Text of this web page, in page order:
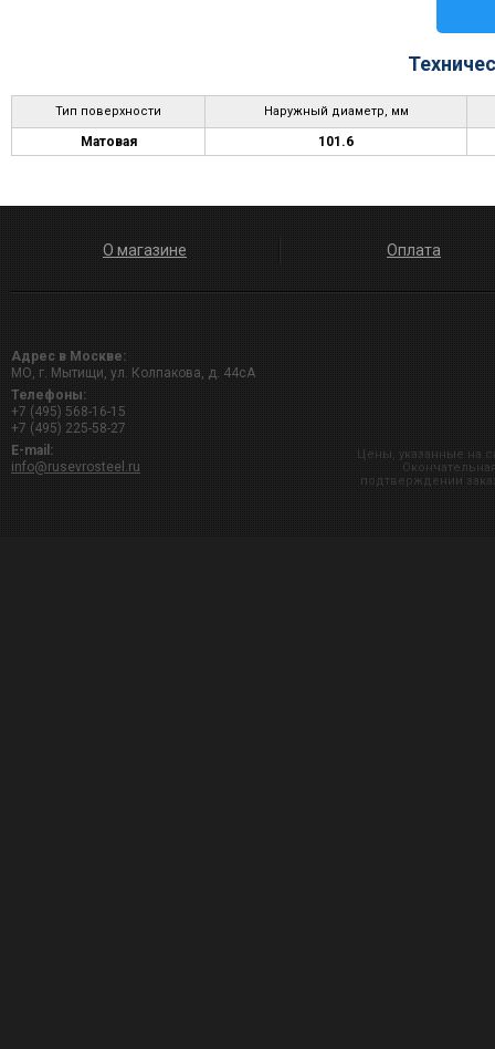
Тип поверхности Наружный диаметр, мм
Матовая 101.6
О магазине Оплата
Адрес в Москве:
МО, г. Мытищи, ул. Колпакова, д. 44сА
Телефоны:
+7 (495) 568-16-15
+7 (495) 225-58-27
E-mail:
info@rusevrosteel.ru
Цены, указанные на
подтверждении